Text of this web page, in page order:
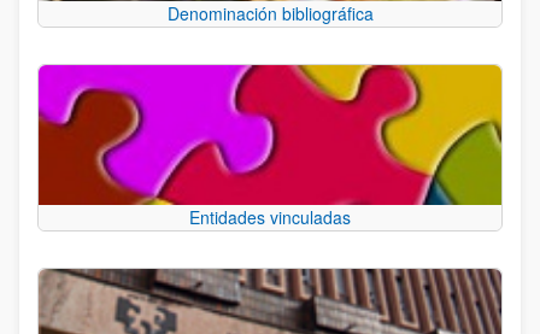
Denominación bibliográfica
Entidades vinculadas